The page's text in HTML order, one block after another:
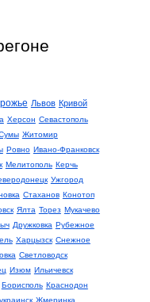
Львов Кривой
Херсон Севастополь
Житомир
Ровно Ивано-Франковск
Мелитополь Керчь
Ужгород
Стаханов Конотоп
Ялта Торез Мукачево
Дружковка Рубежное
Харцызск Снежное
Светловодск
Изюм Ильичевск
Борисполь Краснодон
Жмеринка